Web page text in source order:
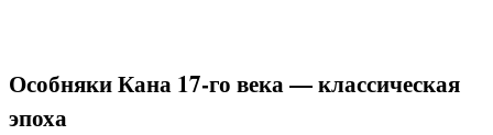
Особняки Кана 17-го века — классическая
эпоха